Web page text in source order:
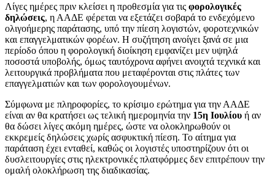
Λίγες ημέρες πριν κλείσει η προθεσμία για τις φορολογικές
δηλώσεις, η ΑΑΔΕ φέρεται να εξετάζει σοβαρά το ενδεχόμενο
ολιγοήμερης παράτασης, υπό την πίεση λογιστών, φοροτεχνικών
και επαγγελματικών φορέων. Η συζήτηση ανοίγει ξανά σε μια
περίοδο όπου η φορολογική διοίκηση εμφανίζει μεν υψηλά
ποσοστά υποβολής, όμως ταυτόχρονα αφήνει ανοιχτά τεχνικά και
λειτουργικά προβλήματα που μεταφέρονται στις πλάτες των
επαγγελματιών και των φορολογουμένων.
Σύμφωνα με πληροφορίες, το κρίσιμο ερώτημα για την ΑΑΔΕ
είναι αν θα κρατήσει ως τελική ημερομηνία την 15η Ιουλίου ή αν
θα δώσει λίγες ακόμη ημέρες, ώστε να ολοκληρωθούν οι
εκκρεμείς δηλώσεις χωρίς ασφυκτική πίεση. Το αίτημα για
παράταση έχει ενταθεί, καθώς οι λογιστές υποστηρίζουν ότι οι
δυσλειτουργίες στις ηλεκτρονικές πλατφόρμες δεν επιτρέπουν την
ομαλή ολοκλήρωση της διαδικασίας.